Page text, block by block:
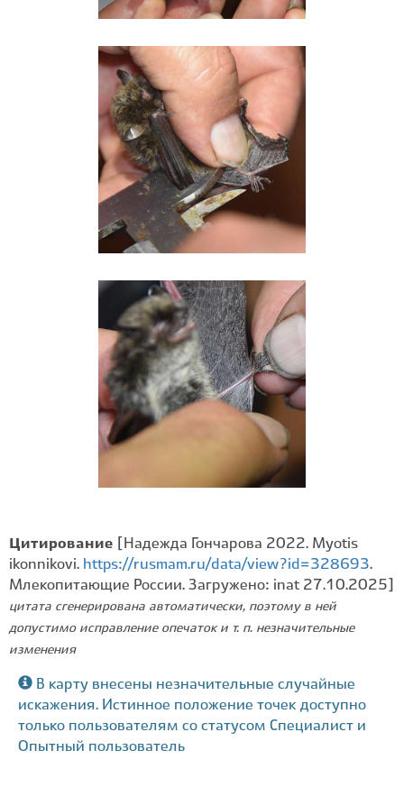
Цитирование
[Надежда Гончарова 2022. Myotis
ikonnikovi. https://rusmam.ru/data/view?id=328693.
Млекопитающие России. Загружено: inat 27.10.2025]
цитата сгенерирована автоматически, поэтому в ней
допустимо исправление опечаток и т. п. незначительные
изменения
В карту внесены незначительные случайные
искажения. Истинное положение точек доступно
только пользователям со статусом Специалист и
Опытный пользователь